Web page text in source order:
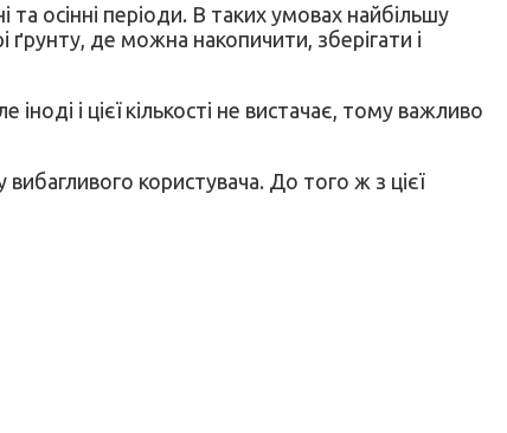
осінні періоди. В таких умовах найбільшу
де можна накопичити, зберігати і
і цієї кількості не вистачає, тому важливо
користувача. До того ж з цієї